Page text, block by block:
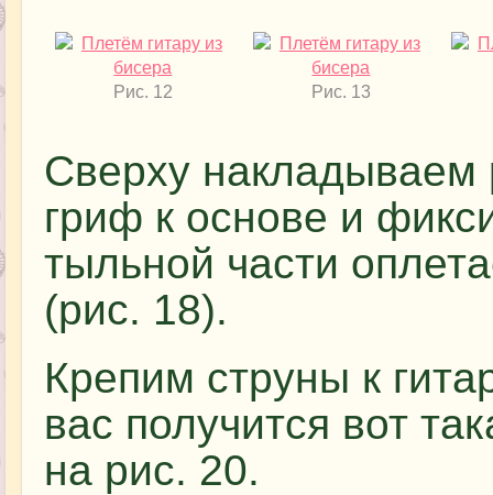
Рис. 12 Рис. 13
Сверху
гриф к основе и
тыльной части
(рис. 18).
Крепим струны к
вас получится вот
на рис. 20.